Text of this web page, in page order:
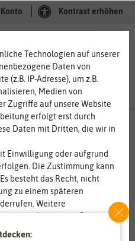
Kontrast erhöhen
Arche Noah
Technologien auf unserer
Daten von
(z.B. IP-Adresse), um z.B.
Medien von
Zugriffe auf unsere Website
erfolgt erst durch
Daten mit Dritten, die wir in
Einwilligung oder aufgrund
Die Zustimmung kann
besteht das Recht, nicht
zu einem späteren
Weitere
Daten und